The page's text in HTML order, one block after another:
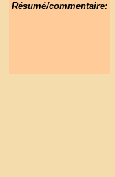
Résumé/commentaire: